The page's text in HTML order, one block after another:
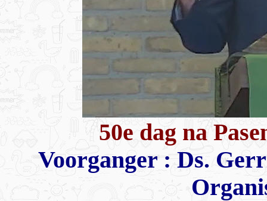
50e dag na
Voorganger : Ds.